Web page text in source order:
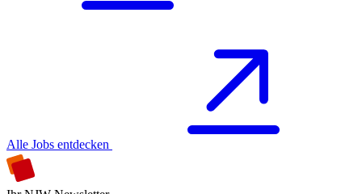
Alle Jobs entdecken